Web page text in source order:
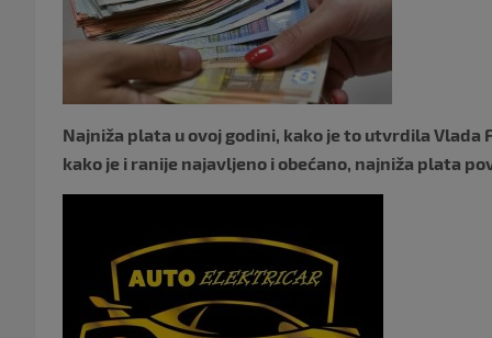
Najniža plata u ovoj godini, kako je to utvrdila Vlada
kako je i ranije najavljeno i obećano, najniža plata